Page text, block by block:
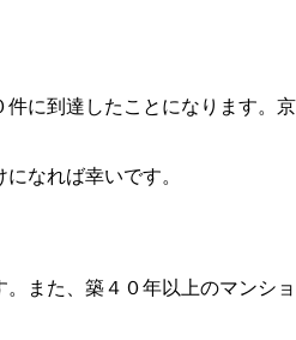
に到達したことになります。京
なれば幸いです。
また、築４０年以上のマンショ